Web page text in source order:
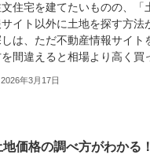
住宅を建てたいものの、「
イト以外に土地を探す方法
は、ただ不動産情報サイト
間違えると相場より高く買
2026年3月17日
地価格の調べ方がわかる